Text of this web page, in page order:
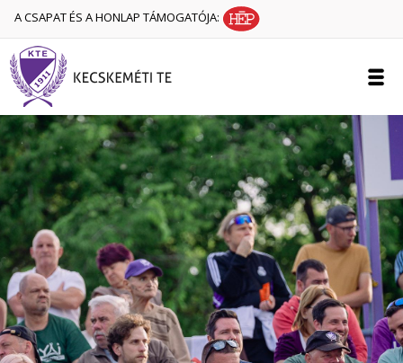
A CSAPAT ÉS A HONLAP TÁMOGATÓJA: